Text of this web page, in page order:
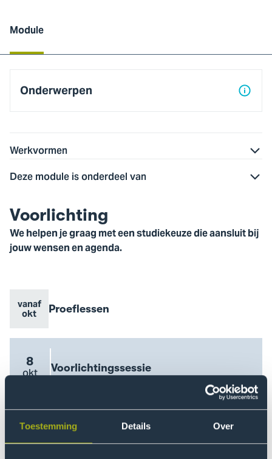
Toestemming Details Over
Module
Onderwerpen
Werkvormen
Deze module is onderdeel van
Voorlichting
We helpen je graag met een studiekeuze die aansluit bij
jouw wensen en agenda.
Evenement
vanaf
okt
Evenement
Proeflessen
Go
to
Proeflessen
eventEvenement
8
okt Evenement
Voorlichtingssessie
Go
Voorlichtingssessie
eventEvenement
datum
26
nov Evenement
naam
Voorlichtingssessie
Go
to